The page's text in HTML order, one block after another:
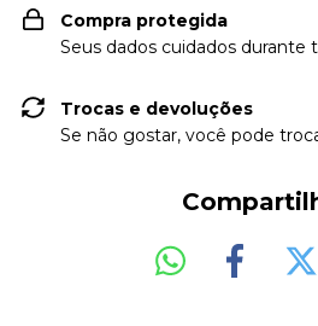
Compra protegida
Seus dados cuidados durante
Trocas e devoluções
Se não gostar, você pode